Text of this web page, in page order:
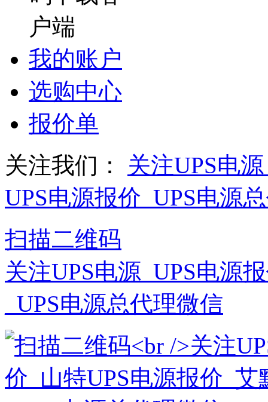
我的账户
选购中心
报价单
关注我们：
关注UPS电
UPS电源报价_UPS电源
扫描二维码
关注UPS电源_UPS电源
_UPS电源总代理微信